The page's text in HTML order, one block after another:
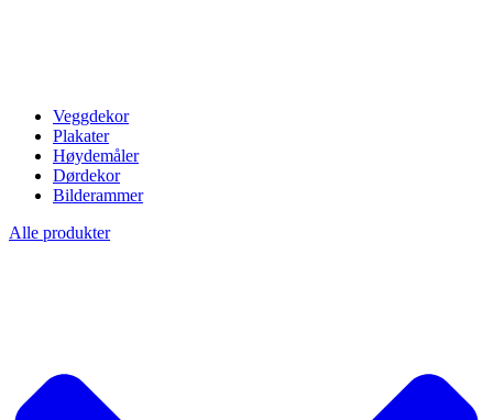
Veggdekor
Plakater
Høydemåler
Dørdekor
Bilderammer
Alle produkter